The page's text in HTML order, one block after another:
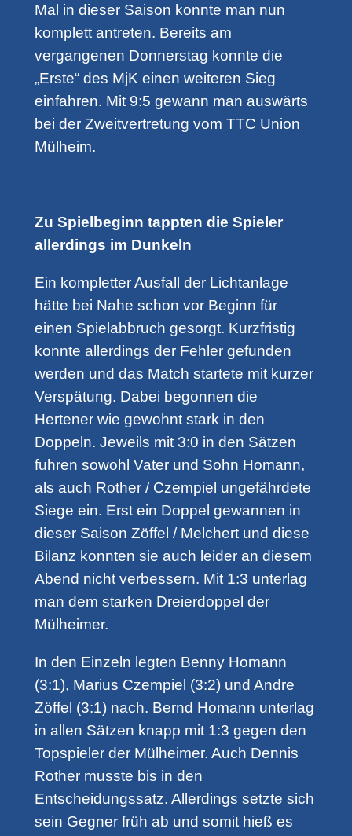
Mal in dieser Saison konnte man nun
komplett antreten. Bereits am
vergangenen Donnerstag konnte die
„Erste“ des MjK einen weiteren Sieg
einfahren. Mit 9:5 gewann man auswärts
bei der Zweitvertretung vom TTC Union
Mülheim.
Zu Spielbeginn tappten die Spieler
allerdings im Dunkeln
Ein kompletter Ausfall der Lichtanlage
hätte bei Nahe schon vor Beginn für
einen Spielabbruch gesorgt. Kurzfristig
konnte allerdings der Fehler gefunden
werden und das Match startete mit kurzer
Verspätung. Dabei begonnen die
Hertener wie gewohnt stark in den
Doppeln. Jeweils mit 3:0 in den Sätzen
fuhren sowohl Vater und Sohn Homann,
als auch Rother / Czempiel ungefährdete
Siege ein. Erst ein Doppel gewannen in
dieser Saison Zöffel / Melchert und diese
Bilanz konnten sie auch leider an diesem
Abend nicht verbessern. Mit 1:3 unterlag
man dem starken Dreierdoppel der
Mülheimer.
In den Einzeln legten Benny Homann
(3:1), Marius Czempiel (3:2) und Andre
Zöffel (3:1) nach. Bernd Homann unterlag
in allen Sätzen knapp mit 1:3 gegen den
Topspieler der Mülheimer. Auch Dennis
Rother musste bis in den
Entscheidungssatz. Allerdings setzte sich
sein Gegner früh ab und somit hieß es